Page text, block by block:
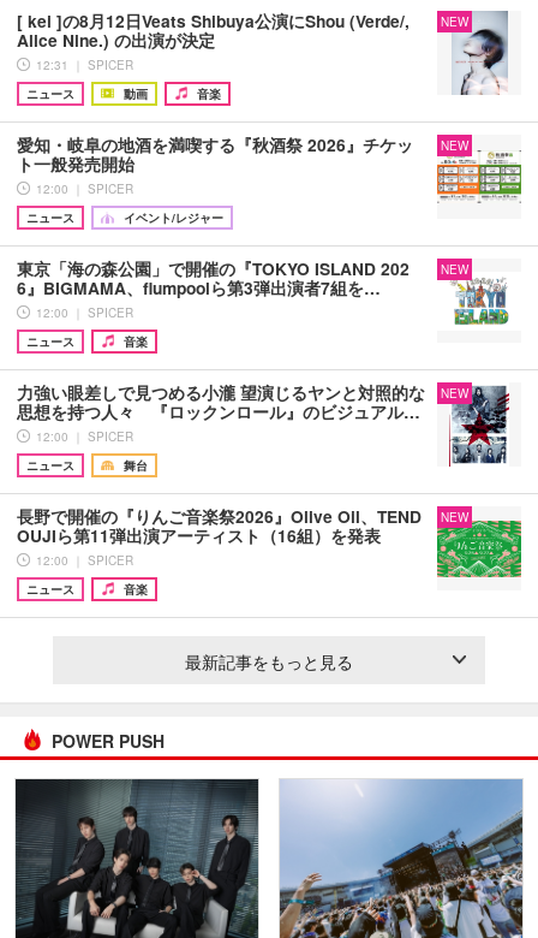
[ kei ]の8月12日Veats Shibuya公演にShou (Verde/,
Alice Nine.) の出演が決定
12:31 ｜ SPICER
ニュース
動画 音楽
NEW
愛知・岐阜の地酒を満喫する『秋酒祭 2026』チケッ
ト一般発売開始
12:00 ｜ SPICER
ニュース
イベント/レジャー
NEW
東京「海の森公園」で開催の『TOKYO ISLAND 202
6』BIGMAMA、flumpoolら第3弾出演者7組を…
12:00 ｜ SPICER
ニュース
音楽
NEW
力強い眼差しで見つめる小瀧 望演じるヤンと対照的な
思想を持つ人々 『ロックンロール』のビジュアル…
12:00 ｜ SPICER
ニュース
舞台
NEW
長野で開催の『りんご音楽祭2026』Olive Oil、TEND
OUJIら第11弾出演アーティスト（16組）を発表
12:00 ｜ SPICER
ニュース
音楽
NEW
最新記事をもっと見る
POWER PUSH